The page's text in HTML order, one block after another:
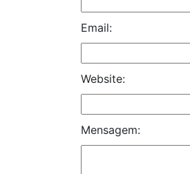
Email:
Website:
Mensagem: